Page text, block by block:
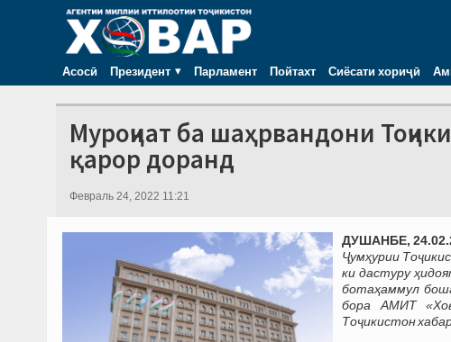
Асосӣ Президент Парламент Пойтахт Сиёсати хориҷӣ
Муроҷиат ба шаҳрвандони
қарор доранд
Февраль 24, 2022 11:21
ДУШАНБЕ,
Ҷумҳурии
ки дастуру
ботаҳаммул
бора АМИТ
Тоҷикистон